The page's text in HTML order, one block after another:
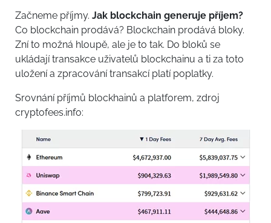
Začneme příjmy. Jak blockchain generuje příjem?
Co blockchain prodává? Blockchain prodává bloky.
Zní to možná hloupě, ale je to tak. Do bloků se
ukládají transakce uživatelů blockchainu a ti za toto
uložení a zpracování transakcí platí poplatky.
Srovnání příjmů blockhainů a platforem, zdroj
cryptofees.info: